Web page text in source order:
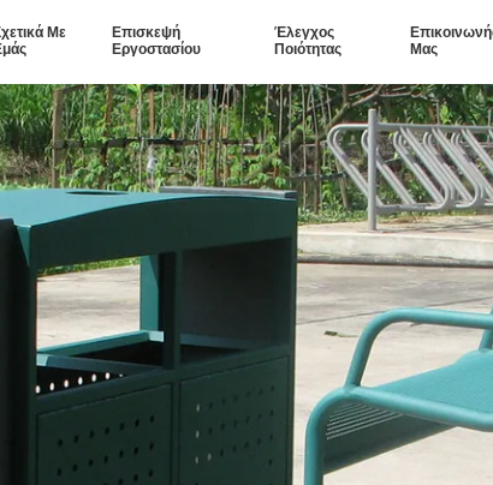
Με
Επισκεψή
Εργοστασίου
Έλεγχος
Ποιότητας
Μας